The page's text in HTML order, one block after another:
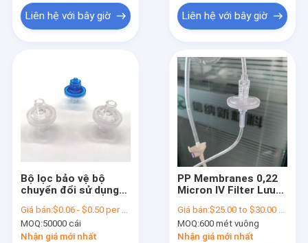
Liên hệ với bây giờ Liên hệ với bây giờ
Bộ lọc bảo vệ bộ
chuyển đổi sử dụng
khí trong thiết bị y tế
Giá bán:$0.06 - $0.50 per piece
MOQ:50000 cái
Nhận giá mới nhất
PP Membranes 0,22
Micron IV Filter Lưu
dụng y tế và phòng
thí nghiệm
Giá bán:$25.00 to $30.00 per square meter
MOQ:600 mét vuông
Nhận giá mới nhất